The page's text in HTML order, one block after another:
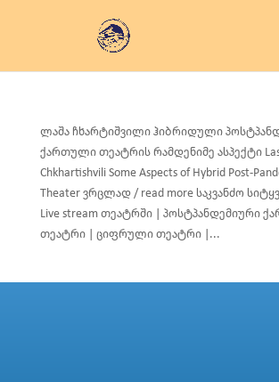
ლაშა ჩხარტიშვილი ჰიბრიდული
ქართული თეატრის რამდენიმე ასპექტი
Chkhartishvili Some Aspects of Hybrid Post-
Theater ვრცლად / read more საკვანძო
Live stream თეატრში | პოსტპანდემიური
თეატრი | ციფრული თეატრი |...